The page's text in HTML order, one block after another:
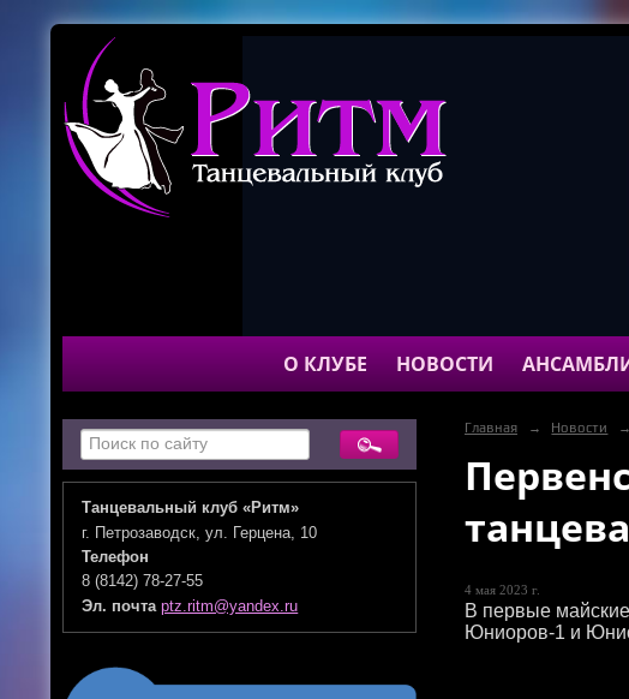
О КЛУБЕ НОВОСТИ
Танцевальный клуб «Ритм»
г. Петрозаводск, ул. Герцена, 10
Телефон
8 (8142) 78-27-55
Эл. почта ptz.ritm@yandex.ru
Главная → Новости →
4 мая 2023 г.
В первые
Юниоров-1 и